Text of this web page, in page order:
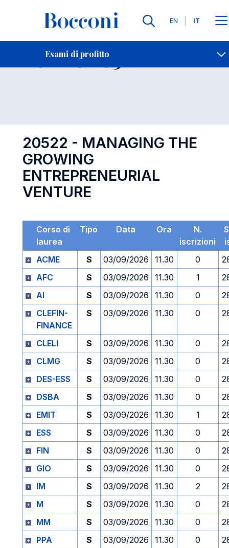
Lingue
EN IT
Esami di profitto
Contatti
Esame 20522 Open
20522 - MANAGING THE
GROWING
ENTREPRENEURIAL
VENTURE
Corso di
laurea
Tipo Data Ora
N.
iscrizioni
ACME
S 03/09/2026 11.30 0
AFC
S 03/09/2026 11.30 1
AI
S 03/09/2026 11.30 0
CLEFIN-
FINANCE
S 03/09/2026 11.30 0
CLELI S 03/09/2026 11.30 0
CLMG
S 03/09/2026 11.30 0
DES-ESS
S 03/09/2026 11.30 0
DSBA
S 03/09/2026 11.30 0
EMIT
S 03/09/2026 11.30 1
ESS
S 03/09/2026 11.30 0
FIN
S 03/09/2026 11.30 0
GIO
S 03/09/2026 11.30 0
IM
S 03/09/2026 11.30 2
M
S 03/09/2026 11.30 0
MM
S 03/09/2026 11.30 0
PPA
S 03/09/2026 11.30 0